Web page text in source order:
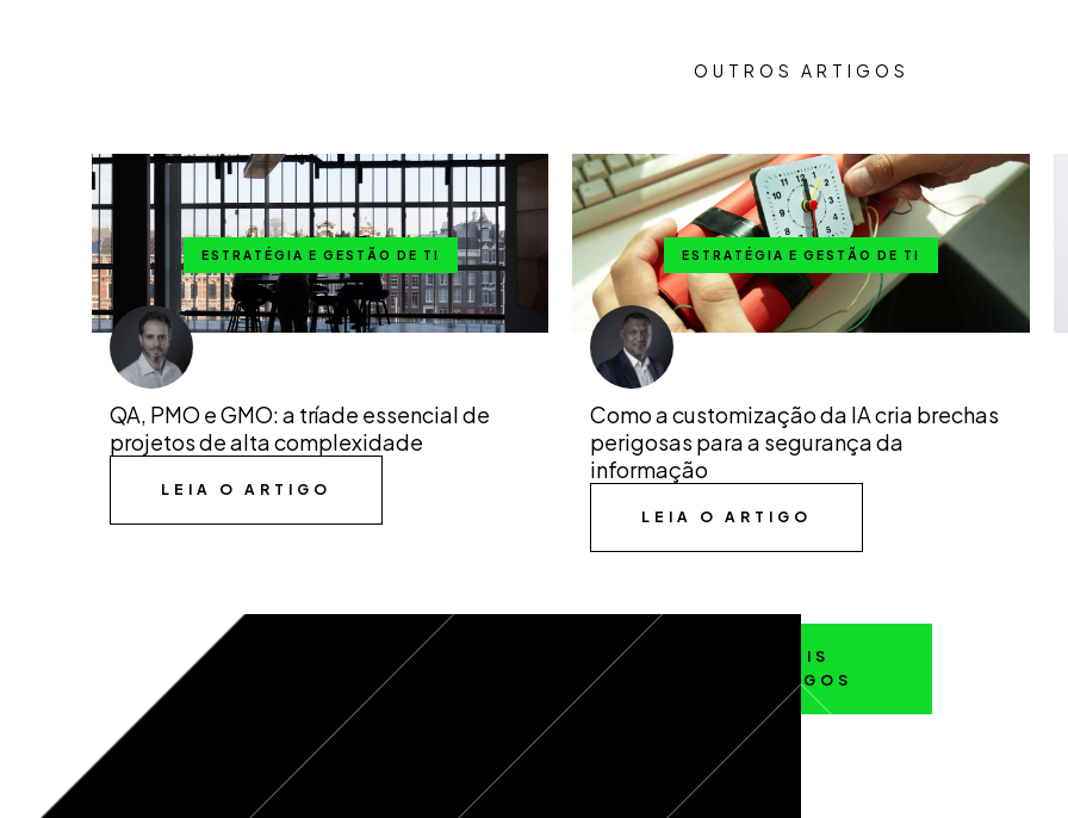
OUTROS ARTIGOS
ESTRATÉGIA E GESTÃO DE TI
QA, PMO e GMO: a tríade essencial de
projetos de alta complexidade
LEIA O ARTIGO
ESTRATÉGIA E GESTÃO DE TI
Como a customização da IA cria brechas
perigosas para a segurança da
informação
LEIA O ARTIGO
MAIS
ARTIGOS